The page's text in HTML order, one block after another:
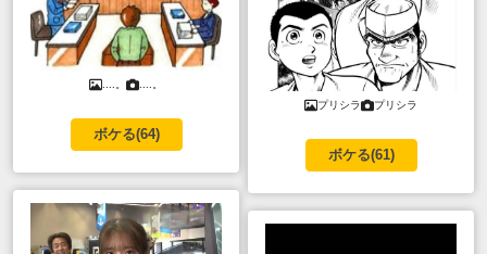
ボケる(64)
プリシラ プリシラ
ボケる(61)